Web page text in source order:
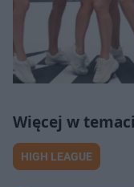
HIGH LEAGUE